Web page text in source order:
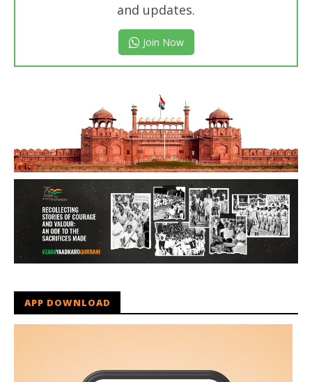
and updates.
Join Now
APP DOWNLOAD